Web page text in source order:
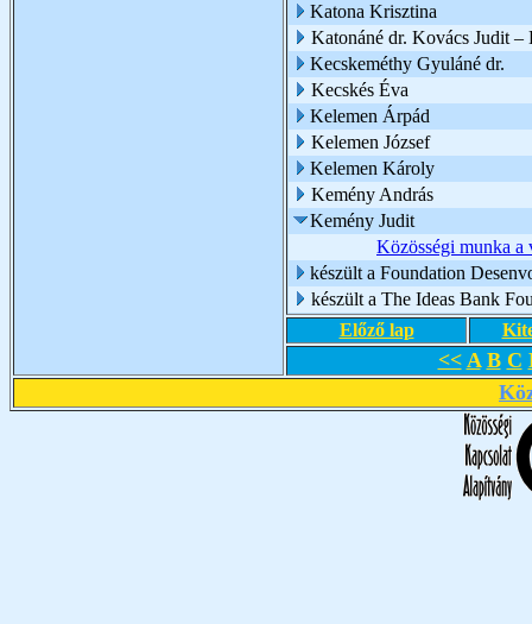
Katona Krisztina
Katonáné dr. Kovács Judit
Kecskeméthy Gyuláné dr.
Kecskés Éva
Kelemen Árpád
Kelemen József
Kelemen Károly
Kemény András
Kemény Judit
Közösségi munka a
készült a Foundation
készült a The Ideas Bank
Előző lap
<< A B C